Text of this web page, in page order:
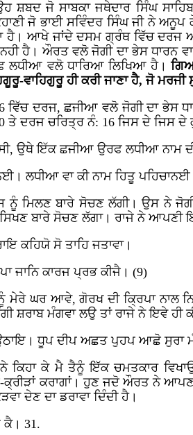
ਜੋ ਸਾਬਕਾ ਜਥੇਦਾਰ ਸਿੰਘ
ਜੋ ਭਾਈ ਸਵਿੰਦਰ ਸਿੰਘ ਜੀ ਨੇ
ਆਖੇ ਜਾਂਦੇ ਦਸਮ ਗ੍ਰੰਥ ਵਿੱਚ ਦਰਜ
ਨਹੀ ਹੈ। ਔਰਤ ਵਲੋ ਜੋਗੀ ਦਾ ਭੇਸ ਧਾਰਨ
ਲਧੀਆ ਵਲੋ ਧਾਰਿਆ ਲਿਖਿਆ ਹੈ।
ਵਾਹਿਗੁਰੂ ਹੀ ਕਰੀ ਜਾਣਾ ਹੈ, ਜੋ ਮਰਜੀ
ਦਰਜ, ਛਜੀਆ ਵਲੋ ਜੋਗੀ ਦਾ ਭੇਸ
ਤੇ ਦਰਜ ਚਰਿਤ੍ਰ ਨੰ: 16 ਜਿਸ ਦੇ ਜਿਸ
ਉਥੇ ਇੱਕ ਛਜੀਆ ਉਰਫ ਲਧੀਆ ਨਾਮ
ਲਧੀਆ ਵਾ ਕੀ ਨਾਮ ਹਿਤੂ
ਮਿਲਣ ਬਾਰੇ ਸੋਚਣ ਲੱਗੀ। ਉਸ ਨੇ
ਬਾਰੇ ਸੋਚਣ ਲੱਗਾ। ਰਾਜੇ ਨੇ ਆਪਣੀ
ਕਹਿਯੋ ਸੋ ਤਾਹਿ ਜਤਾਵਾ।
ਜਾਨਿ ਕਾਰਜ ਪ੍ਰਭ ਕੀਜੈ। (9)
ਨੂੰ ਮੇਰੇ ਘਰ ਆਵੇ, ਗੋਰਖ ਦੀ ਕ੍ਰਿਪਾ
ਸ਼ਰਾਬ ਮੰਗਵਾ ਲਉ ਤਾਂ ਰਾਜੇ ਨੇ ਇਵੇ ਹੀ
ਧੂਪ ਦੀਪ ਅਛਤ ਪੁਹਪ ਆਛੋ ਸੁਰਾ
ਕਿਹਾ ਕੇ ਮੈ ਤੈਨੂੰ ਇੱਕ ਚਮਤਕਾਰ
ਕ੍ਰੀੜਾਂ ਕਰਾਗਾਂ। ਹੁਣ ਜਦੋ ਔਰਤ ਨੇ
ਦੇਣ ਦਾ ਡਰਾਵਾ ਦਿੰਦੀ ਹੈ।
31.